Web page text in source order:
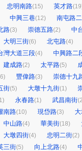
忠明南路(15) 英才路
中興三巷(12)
南屯路
路(3) 崇德五路(2)
中
大明三街(6) 北屯路(4)
灣大道三段(4)
中興路二
建成路(2) 太平路(5)
豐偉路(3)
崇德十九
街(5) 大墩十九街(1)
永春路(1) 武昌南街
南路(10) 現岱路(3)
中山路(4) 華美街(18)
大墩四街(4) 忠明二街(2)
三街(5) 向上北路(4)